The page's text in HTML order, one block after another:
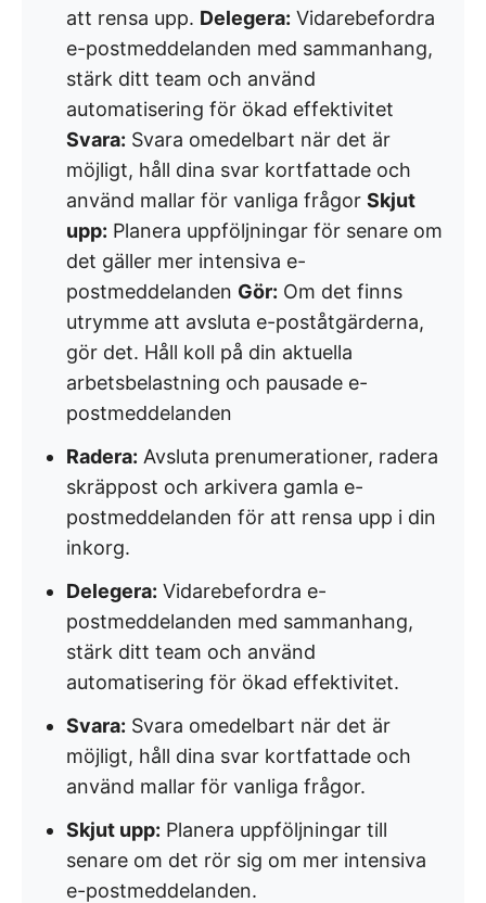
att rensa upp. Delegera: Vidarebefordra
e-postmeddelanden med sammanhang,
stärk ditt team och använd
automatisering för ökad effektivitet
Svara: Svara omedelbart när det är
möjligt, håll dina svar kortfattade och
använd mallar för vanliga frågor Skjut
upp: Planera uppföljningar för senare om
det gäller mer intensiva e-
postmeddelanden Gör: Om det finns
utrymme att avsluta e-poståtgärderna,
gör det. Håll koll på din aktuella
arbetsbelastning och pausade e-
postmeddelanden
Radera: Avsluta prenumerationer, radera
skräppost och arkivera gamla e-
postmeddelanden för att rensa upp i din
inkorg.
Delegera: Vidarebefordra e-
postmeddelanden med sammanhang,
stärk ditt team och använd
automatisering för ökad effektivitet.
Svara: Svara omedelbart när det är
möjligt, håll dina svar kortfattade och
använd mallar för vanliga frågor.
Skjut upp: Planera uppföljningar till
senare om det rör sig om mer intensiva
e-postmeddelanden.